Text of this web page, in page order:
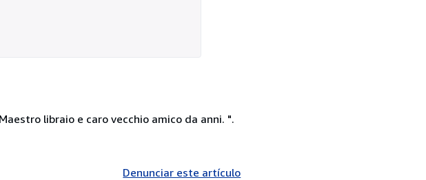
libraio e caro vecchio amico da anni. ".
Denunciar este artículo